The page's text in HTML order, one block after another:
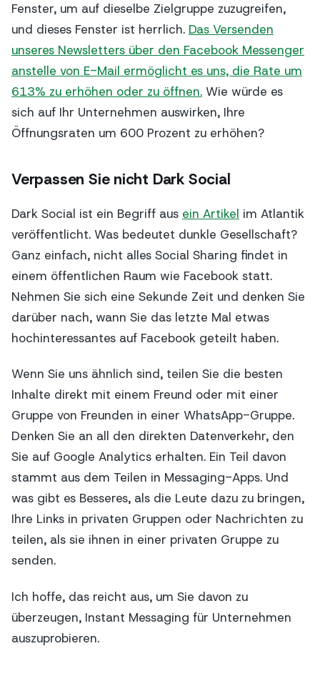
Fenster, um auf dieselbe Zielgruppe zuzugreifen,
und dieses Fenster ist herrlich. Das Versenden
unseres Newsletters über den Facebook Messenger
anstelle von E-Mail ermöglicht es uns, die Rate um
613% zu erhöhen oder zu öffnen. Wie würde es
sich auf Ihr Unternehmen auswirken, Ihre
Öffnungsraten um 600 Prozent zu erhöhen?
Verpassen Sie nicht Dark Social
Dark Social ist ein Begriff aus ein Artikel im Atlantik
veröffentlicht. Was bedeutet dunkle Gesellschaft?
Ganz einfach, nicht alles Social Sharing findet in
einem öffentlichen Raum wie Facebook statt.
Nehmen Sie sich eine Sekunde Zeit und denken Sie
darüber nach, wann Sie das letzte Mal etwas
hochinteressantes auf Facebook geteilt haben.
Wenn Sie uns ähnlich sind, teilen Sie die besten
Inhalte direkt mit einem Freund oder mit einer
Gruppe von Freunden in einer WhatsApp-Gruppe.
Denken Sie an all den direkten Datenverkehr, den
Sie auf Google Analytics erhalten. Ein Teil davon
stammt aus dem Teilen in Messaging-Apps. Und
was gibt es Besseres, als die Leute dazu zu bringen,
Ihre Links in privaten Gruppen oder Nachrichten zu
teilen, als sie ihnen in einer privaten Gruppe zu
senden.
Ich hoffe, das reicht aus, um Sie davon zu
überzeugen, Instant Messaging für Unternehmen
auszuprobieren.